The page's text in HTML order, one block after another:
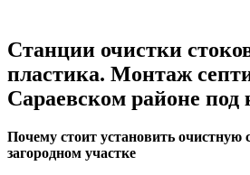
Станции очистки
пластика. Монтаж
Сараевском районе под
Почему стоит установить очистную
загородном участке